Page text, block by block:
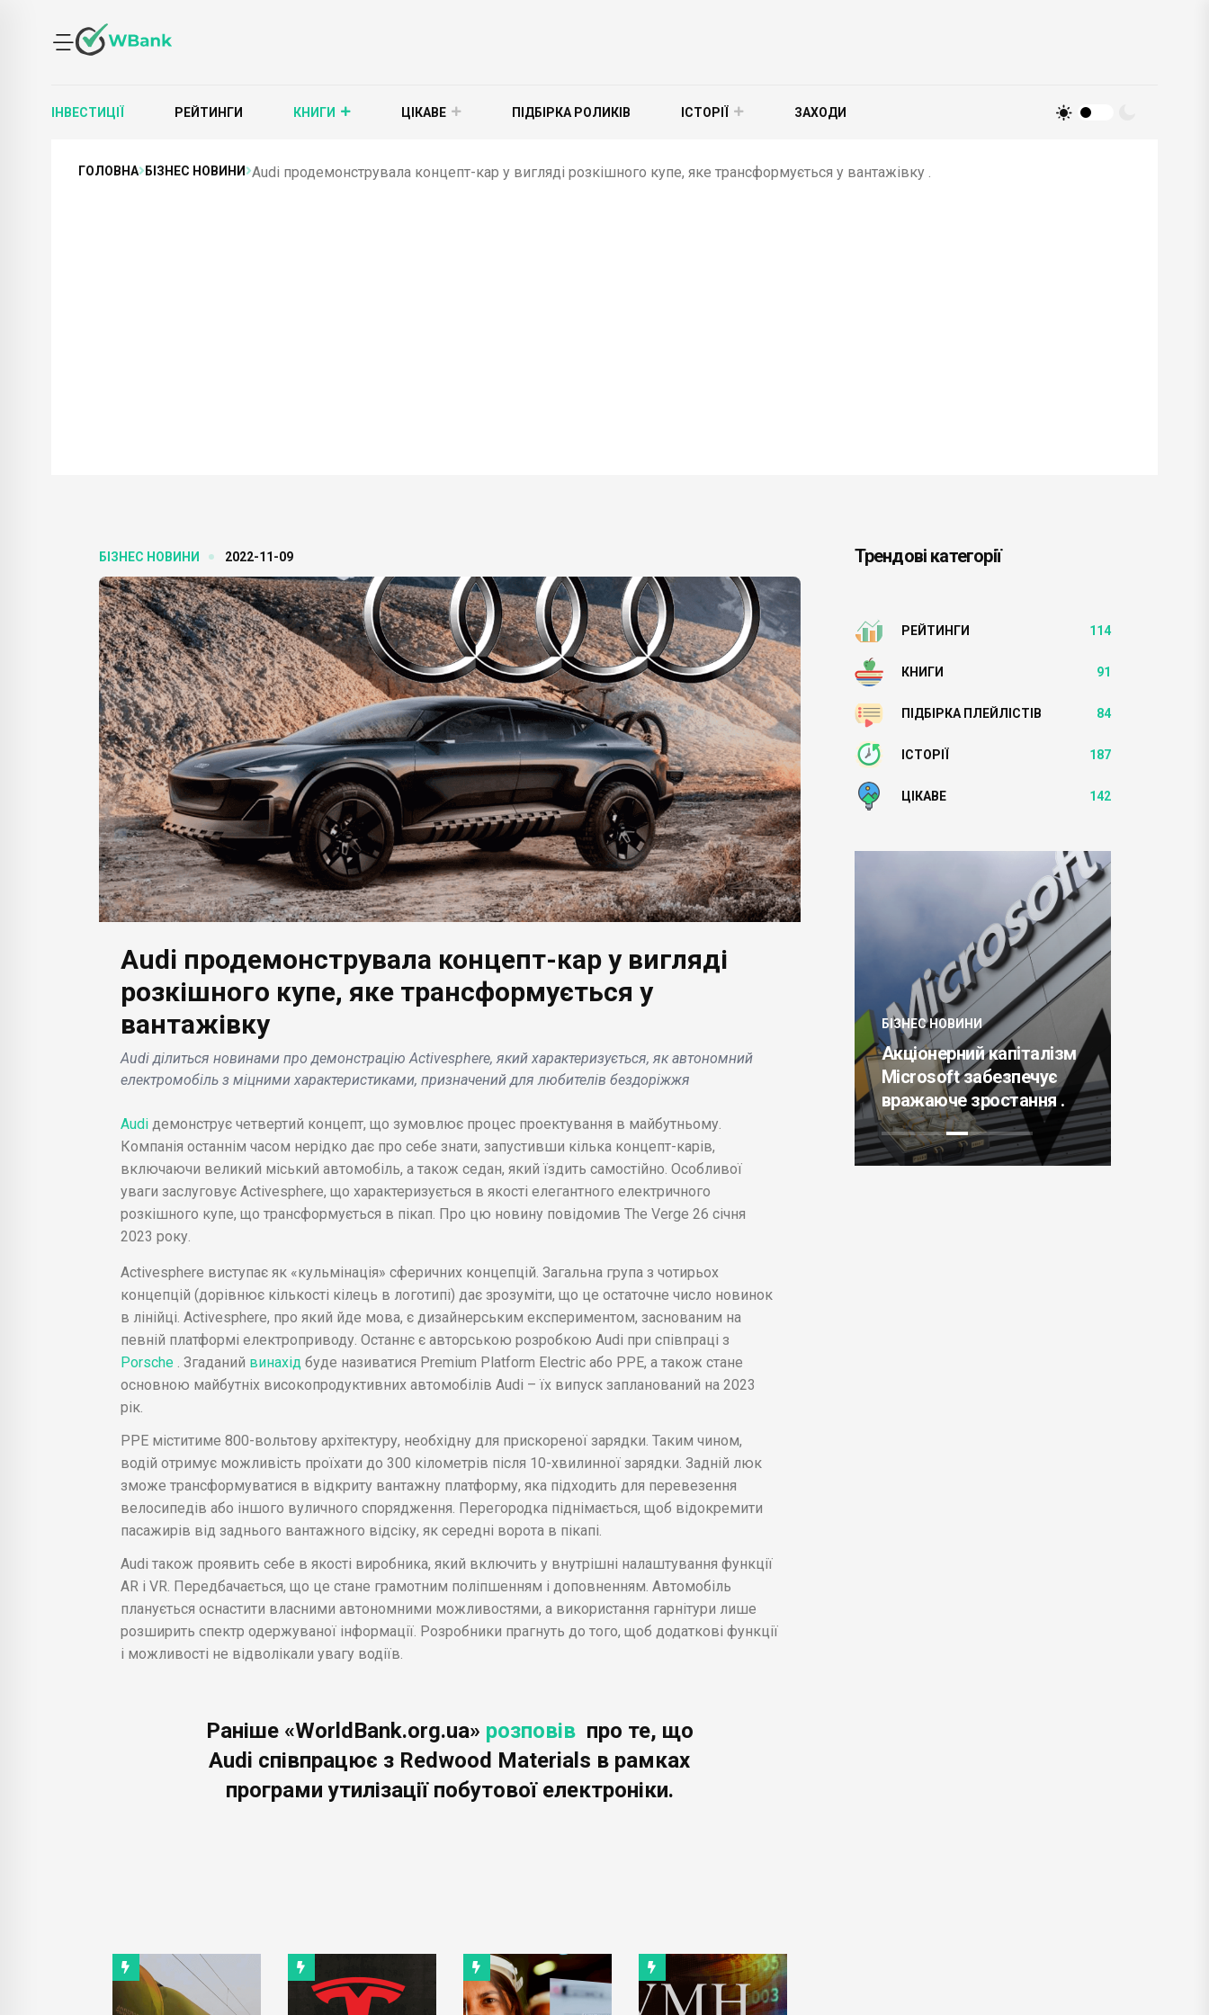
ІНВЕСТИЦІЇ РЕЙТИНГИ КНИГИ ЦІКАВЕ ПІДБІРКА РОЛИКІВ ІСТОРІЇ ЗАХОДИ
ГОЛОВНА БІЗНЕС НОВИНИ Audi продемонструвала концепт-кар у вигляді розкішного купе, яке трансформується у вантажівку .
БІЗНЕС НОВИНИ 2022-11-09
Audi продемонструвала концепт-кар у вигляді
розкішного купе, яке трансформується у
вантажівку
Audi ділиться новинами про демонстрацію Activesphere, який характеризується, як автономний
електромобіль з міцними характеристиками, призначений для любителів бездоріжжя
Audiдемонструє четвертий концепт, що зумовлює процес проектування в майбутньому.
Компанія останнім часом нерідко дає про себе знати, запустивши кілька концепт-карів,
включаючи великий міський автомобіль, а також седан, який їздить самостійно. Особливої
уваги заслуговує Activesphere, що характеризується в якості елегантного електричного
розкішного купе, що трансформується в пікап. Про цю новину повідомив The Verge 26 січня
2023 року.
Activesphere виступає як «кульмінація» сферичних концепцій. Загальна група з чотирьох
концепцій (дорівнює кількості кілець в логотипі) дає зрозуміти, що це остаточне число новинок
в лінійці. Activesphere, про який йде мова, є дизайнерським експериментом, заснованим на
певній платформі електроприводу. Останнє є авторською розробкою Audi при співпраці з
Porsche . Згаданий винахід буде називатися Premium Platform Electric або PPE, а також стане
основною майбутніх високопродуктивних автомобілів Audi – їх випуск запланований на 2023
рік.
PPE міститиме 800-вольтову архітектуру, необхідну для прискореної зарядки. Таким чином,
водій отримує можливість проїхати до 300 кілометрів після 10-хвилинної зарядки. Задній люк
зможе трансформуватися в відкриту вантажну платформу, яка підходить для перевезення
велосипедів або іншого вуличного спорядження. Перегородка піднімається, щоб відокремити
пасажирів від заднього вантажного відсіку, як середні ворота в пікапі.
Audi також проявить себе в якості виробника, який включить у внутрішні налаштування функції
AR і VR. Передбачається, що це стане грамотним поліпшенням і доповненням. Автомобіль
планується оснастити власними автономними можливостями, а використання гарнітури лише
розширить спектр одержуваної інформації. Розробники прагнуть до того, щоб додаткові функції
і можливості не відволікали увагу водіїв.
Раніше «WorldBank.org.ua» розповів про те, що
Audi співпрацює з Redwood Materials в рамках
програми утилізації побутової електроніки.
Трендові категорії
РЕЙТИНГИ 114
КНИГИ 91
ПІДБІРКА ПЛЕЙЛІСТІВ 84
ІСТОРІЇ 187
ЦІКАВЕ 142
БІЗНЕС НОВИНИ
Netflix тестує новий
спосіб стягувати плату
БІЗНЕС НОВИНИ
інвестиції в розмірі 1,8
млрд. Євро в
БІЗНЕС НОВИНИ
вкладе 1,4 млрд.
доларів на розвиток
БІЗНЕС НОВИНИ
Акціонерний капіталізм
Microsoft забезпечує
вражаюче зростання .